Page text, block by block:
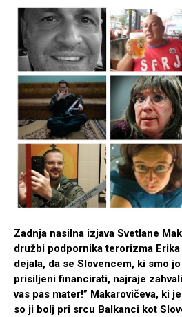
Zadnja nasilna izjava Svetlane
družbi podpornika terorizma Erika
dejala, da se Slovencem, ki smo
prisiljeni financirati, najraje
vas pas mater!” Makarovičeva, ki
so ji bolj pri srcu Balkanci kot